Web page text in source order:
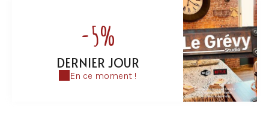
-5%
DERNIER JOUR
En ce moment !